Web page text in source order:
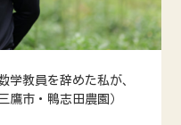
学教員を辞めた私が、
鷹市・鴨志田農園）